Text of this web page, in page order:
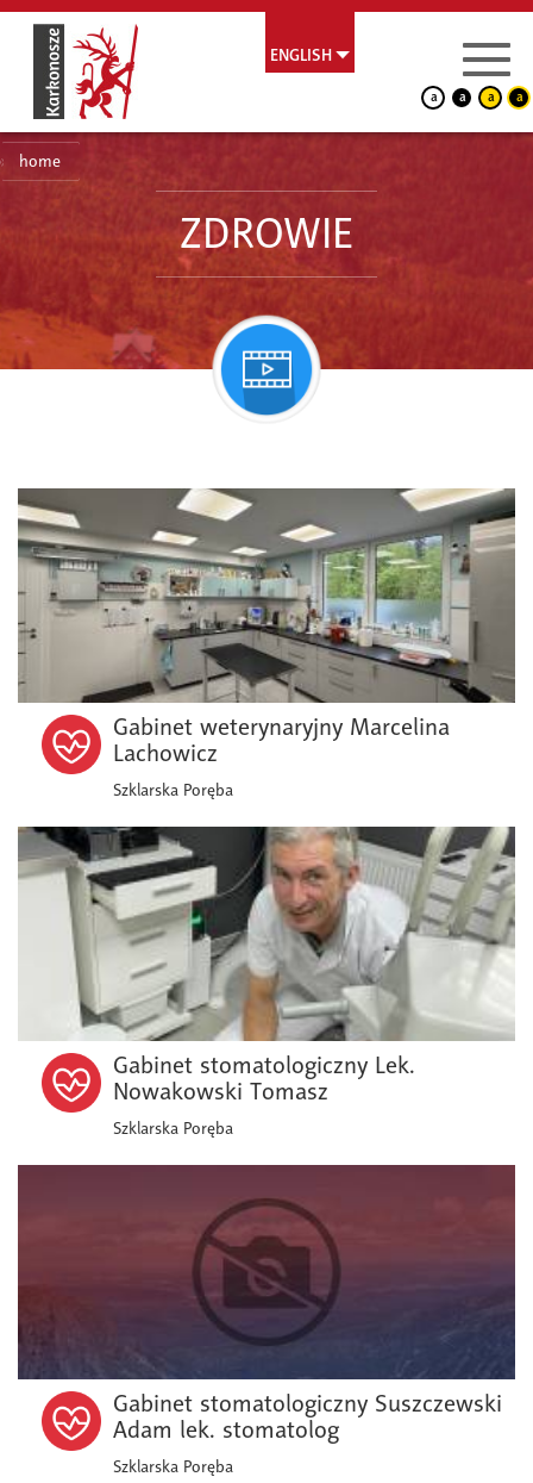
ENGLISH
a a a a
home
ZDROWIE
Gabinet weterynaryjny Marcelina
Lachowicz
Szklarska Poręba
Gabinet stomatologiczny Lek.
Nowakowski Tomasz
Szklarska Poręba
Gabinet stomatologiczny Suszczewski
Adam lek. stomatolog
Szklarska Poręba